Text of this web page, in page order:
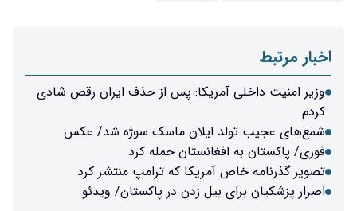
اخبار مرتبط
وزیر امنیت داخلی آمریکا: پس از حذف ایران رقص شادی
کردم
شمع‌های عجیب تولد ایلان ماسک سوژه شد/ عکس
فوری/ پاکستان به افغانستان حمله کرد
تصویر گذرنامه خاص آمریکا که ترامپ منتشر کرد
اصرار پزشکیان برای بیل زدن در پاکستان/ ویدئو